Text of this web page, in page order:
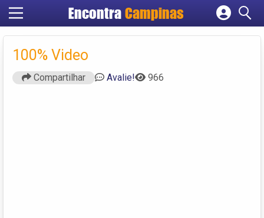
Encontra Campinas
Cadastrar empresa
100% Video
Compartilhar Avalie! 966